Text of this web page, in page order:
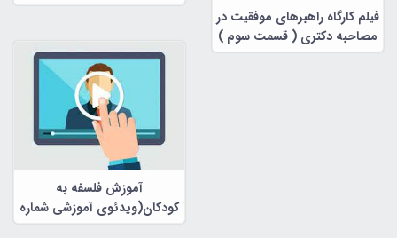
فیلم کارگاه راهبرهای موفقیت در
مصاحبه دکتری ( قسمت سوم )
آموزش فلسفه به
کودکان(ویدئوی آموزشی شماره
6)